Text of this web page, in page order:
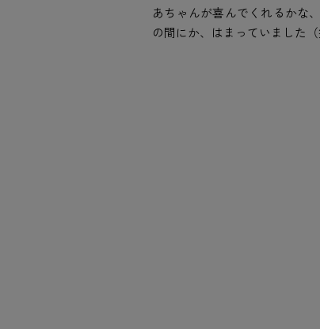
あちゃんが喜んでくれるかな
の間にか、はまっていました（